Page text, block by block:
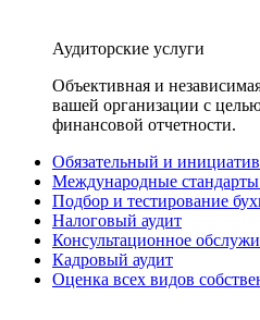
Аудиторские услуги
Объективная и
вашей организации с
финансовой отчетности.
Обязательный и
Международные
Подбор и тестирование
Налоговый аудит
Консультационное
Кадровый аудит
Оценка всех видов